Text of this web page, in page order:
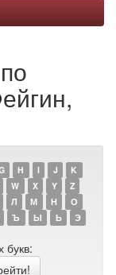
H I J
K
W X Y
Z
Л М Н
О
Ъ Ы Ь
Э
букв: